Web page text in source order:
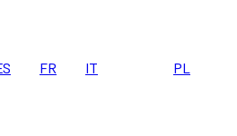
FR IT PL